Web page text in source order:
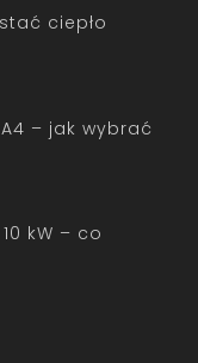
ciepło
– jak wybrać
kW – co